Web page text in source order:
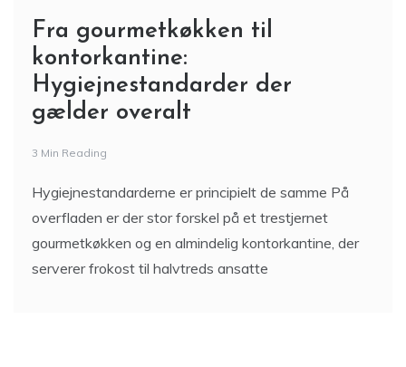
Fra gourmetkøkken til
kontorkantine:
Hygiejnestandarder der
gælder overalt
3 Min Reading
Hygiejnestandarderne er principielt de samme På
overfladen er der stor forskel på et trestjernet
gourmetkøkken og en almindelig kontorkantine, der
serverer frokost til halvtreds ansatte